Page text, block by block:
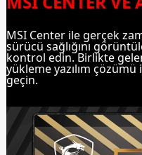
MSI Center ile gerçek
sürücü sağlığını
kontrol edin. Birlikte
yükleme yazılım çözümü
geçin.